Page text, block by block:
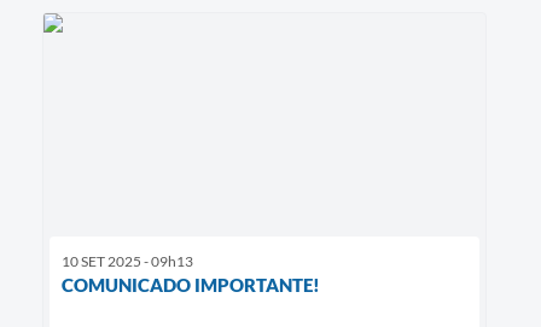
10 SET 2025 - 09h13
COMUNICADO IMPORTANTE!